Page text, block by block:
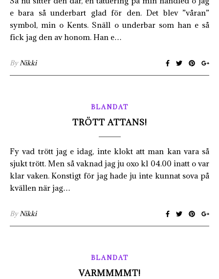
e bara så underbart glad för den. Det blev ”våran”
symbol, min o Kents. Snäll o underbar som han e så
fick jag den av honom. Han e…
ByNikki
BLANDAT
TRÖTT ATTANS!
Fy vad trött jag e idag, inte klokt att man kan vara så
sjukt trött. Men så vaknad jag ju oxo kl 04.00 inatt o var
klar vaken. Konstigt för jag hade ju inte kunnat sova på
kvällen när jag…
ByNikki
BLANDAT
VARMMMMT!